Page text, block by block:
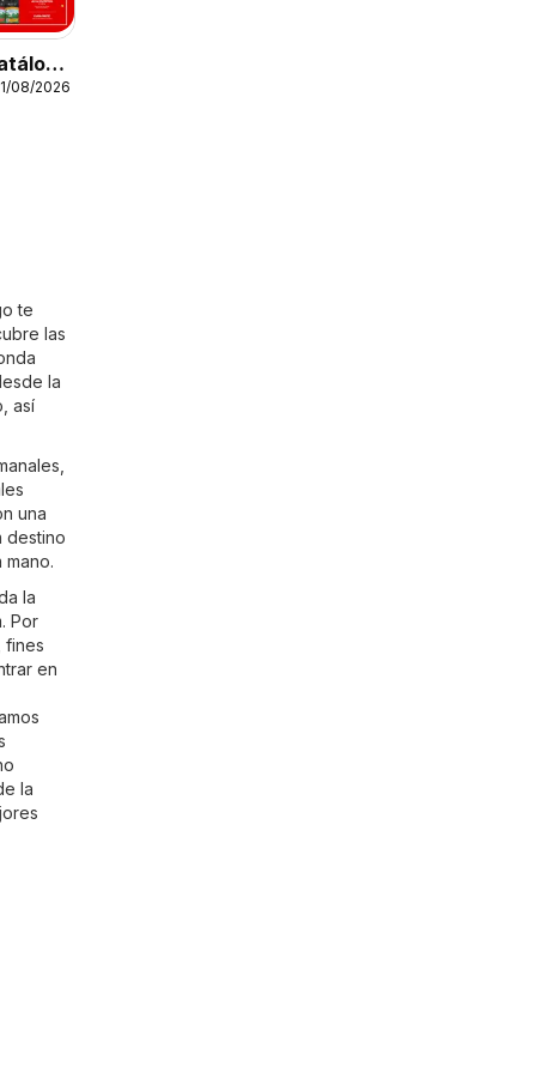
08/2026
te
las
la
así
una
destino
la
. Por
fines
en
la